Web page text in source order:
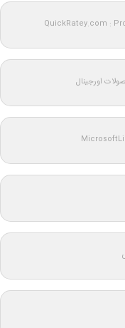
QuickRatey.com :
اورجینال